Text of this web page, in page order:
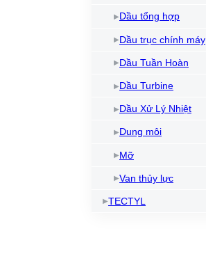
Dầu tổng hợp
Dầu trục chính máy
Dầu Tuần Hoàn
Dầu Turbine
Dầu Xử Lý Nhiệt
Dung môi
Mỡ
Van thủy lực
TECTYL